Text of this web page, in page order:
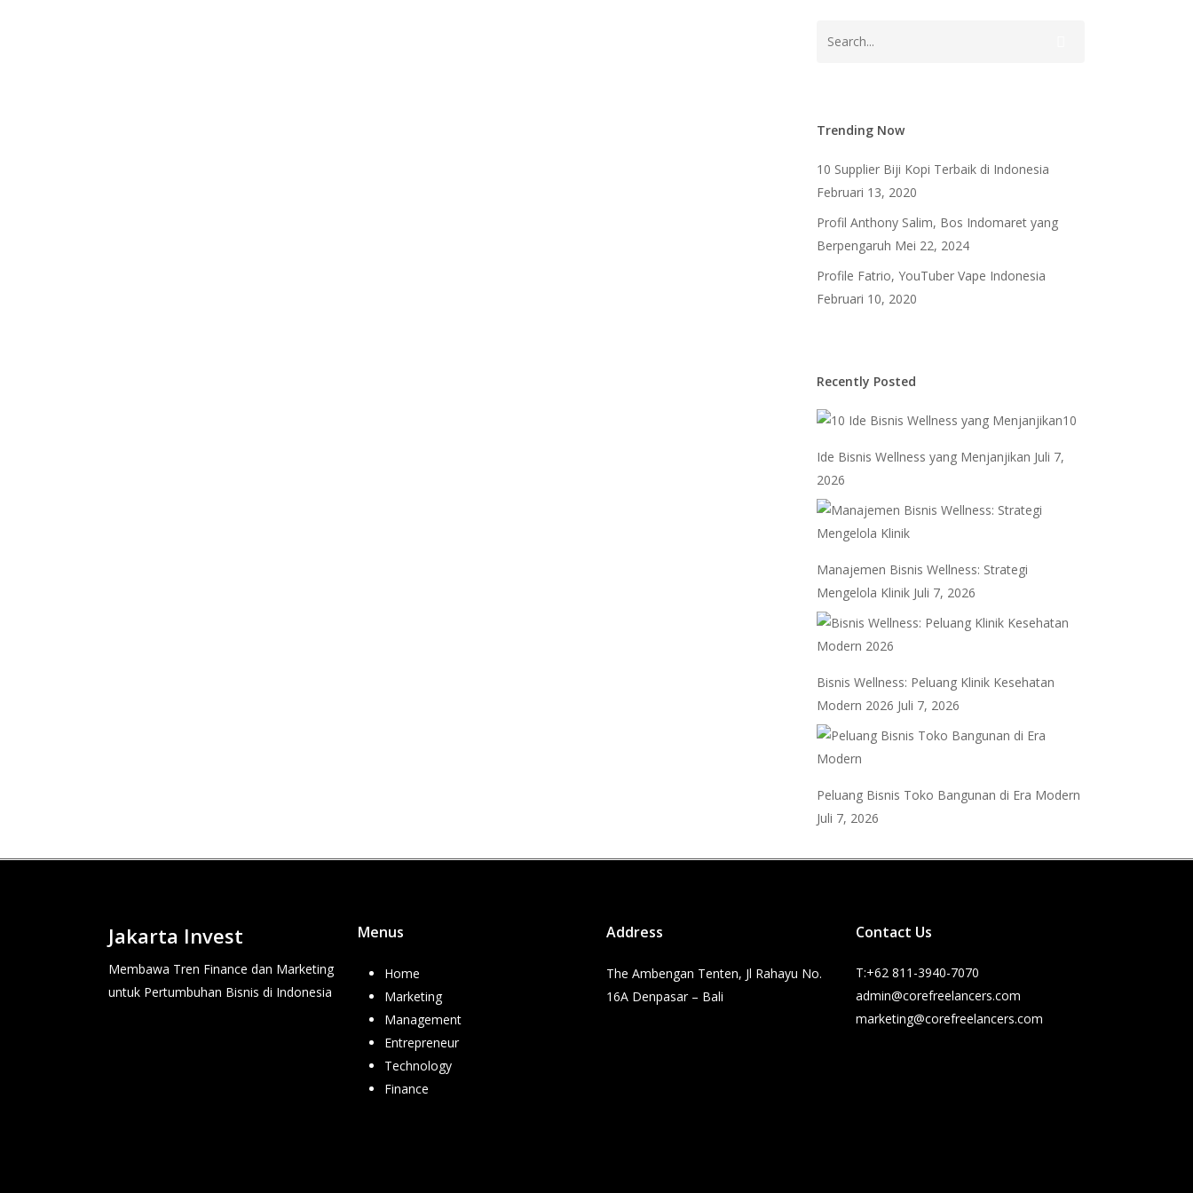
Trending Now
10 Supplier Biji Kopi Terbaik di Indonesia
Februari 13, 2020
Profil Anthony Salim, Bos Indomaret yang
Berpengaruh Mei 22, 2024
Profile Fatrio, YouTuber Vape Indonesia
Februari 10, 2020
Recently Posted
10
Ide Bisnis Wellness yang Menjanjikan Juli 7,
2026
Manajemen Bisnis Wellness: Strategi
Mengelola Klinik Juli 7, 2026
Bisnis Wellness: Peluang Klinik Kesehatan
Modern 2026 Juli 7, 2026
Peluang Bisnis Toko Bangunan di Era Modern
Juli 7, 2026
Jakarta Invest
Membawa Tren Finance dan Marketing
untuk Pertumbuhan Bisnis di Indonesia
Menus
Home
Marketing
Management
Entrepreneur
Technology
Finance
Address
The Ambengan Tenten, Jl Rahayu No.
16A Denpasar – Bali
Contact Us
T:+62 811-3940-7070
admin@corefreelancers.com
marketing@corefreelancers.com